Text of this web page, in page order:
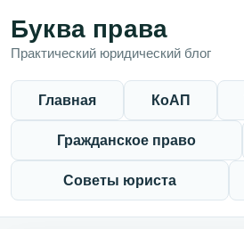
Буква права
Практический юридический блог
Главная КоАП
Гражданское право
Советы юриста